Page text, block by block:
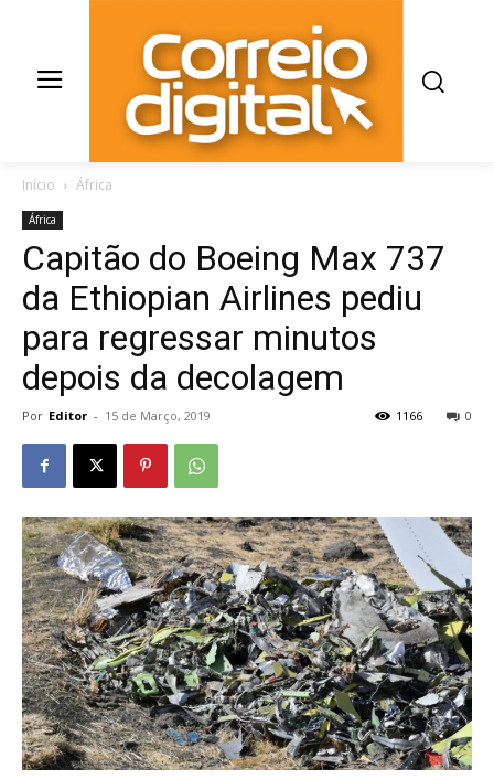
Início África
África
Capitão do Boeing Max 737
da Ethiopian Airlines pediu
para regressar minutos
depois da decolagem
Por Editor - 15 de Março, 2019 0
1166